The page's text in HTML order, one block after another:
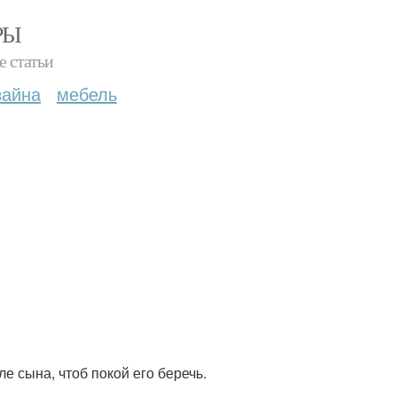
статьи
мебель
сына, чтоб покой его беречь.